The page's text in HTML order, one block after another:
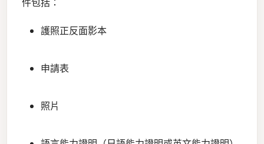
件包括：
護照正反面影本
申請表
照片